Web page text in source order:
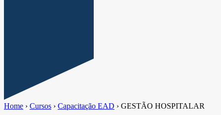
Home › Cursos › Capacitação EAD › GESTÃO HOSPITALAR